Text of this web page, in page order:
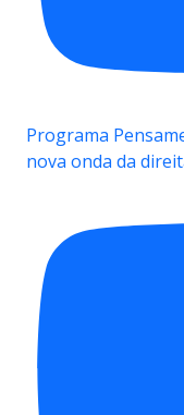
Programa
nova onda da